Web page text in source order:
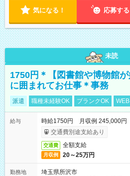
気になる！ 応募する
未読
1750円＊【図書館や博物館
に囲まれてお仕事＊事務
派遣 職種未経験OK ブランクOK
給与
時給1750円 月収例 245,000円
交通費別途支給あり
交通費 全額支給
月収例 20～25万円
勤務地
埼玉県所沢市